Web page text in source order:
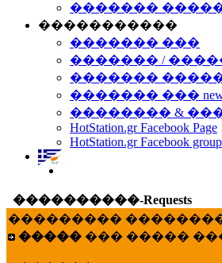
�������
�����������
������� ���
������� /
�������
������� ���
�������� &
HotStation.gr Facebook Page
HotStation.gr Facebook group
����������-Requests
���������
����� ��� �����